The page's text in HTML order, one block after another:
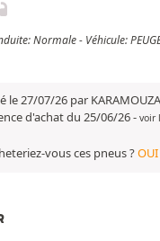
Normale - Véhicule:
27/07/26 par
d'achat du 25/06/26- voir
vous ces pneus ?OUI